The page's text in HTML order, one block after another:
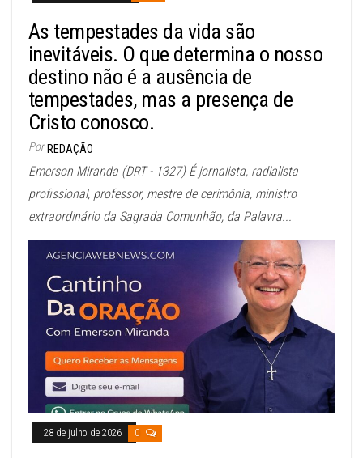
As tempestades da vida são
inevitáveis. O que determina o nosso
destino não é a ausência de
tempestades, mas a presença de
Cristo conosco.
Por REDAÇÃO
Emerson Miranda (DRT - 1327) É jornalista, radialista
profissional, professor, mestre de cerimônia, ministro
extraordinário da Sagrada Comunhão, da Palavra...
28 de julho de 2026 0